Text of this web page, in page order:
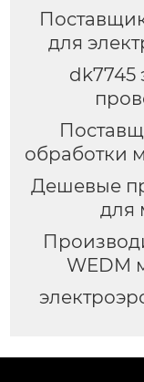
для
dk7745
обработки
Дешевые
для
WEDM